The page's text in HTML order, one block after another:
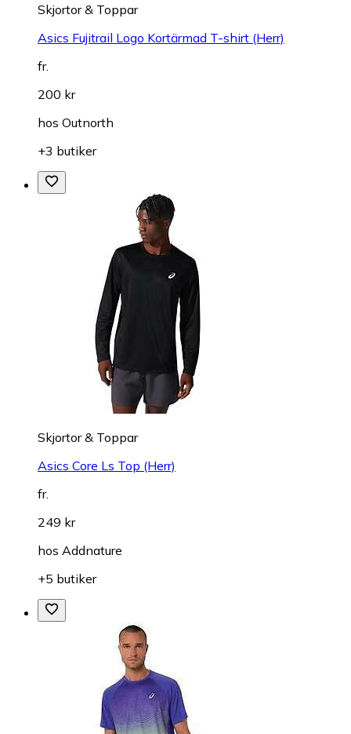
Skjortor & Toppar
Asics Fujitrail Logo Kortärmad T-shirt (Herr)
fr.
200 kr
hos Outnorth
+3 butiker
Skjortor & Toppar
Asics Core Ls Top (Herr)
fr.
249 kr
hos Addnature
+5 butiker